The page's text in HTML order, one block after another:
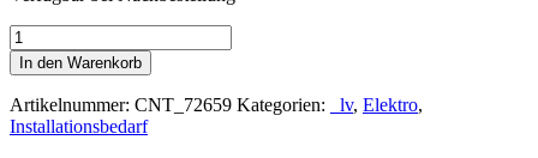
Aufputz-
Verteiler
3-
reihig
Menge
In den Warenkorb
Artikelnummer: CNT_72659 Kategorien: _lv, Elektro,
Installationsbedarf